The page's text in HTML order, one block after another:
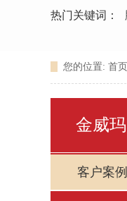
热门关键词：
您的位置: 首页
金威
客户案例